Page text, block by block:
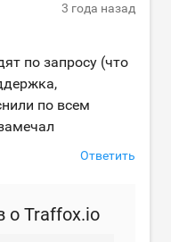
3 года назад
по запросу (что
по всем
Ответить
о Traffox.io